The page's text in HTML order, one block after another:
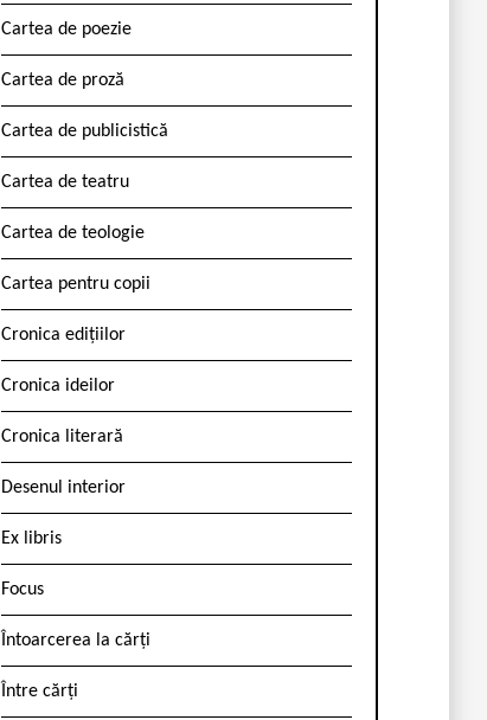
Cartea de poezie
Cartea de proză
Cartea de publicistică
Cartea de teatru
Cartea de teologie
Cartea pentru copii
Cronica edițiilor
Cronica ideilor
Cronica literară
Desenul interior
Ex libris
Focus
Întoarcerea la cărți
Între cărți